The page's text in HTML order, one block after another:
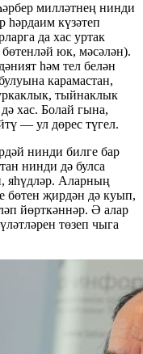
милләтнең нинди
һәрдаим күзәтеп
да хас уртак
юк, мәсәлән).
һәм тел белән
карамастан,
тыйнаклык
хас. Болай гына,
— ул дөрес түгел.
нинди билге бар
нинди дә булса
яһүдләр. Аларның
бөтен җирдән дә куып,
йөрткәннәр. Ә алар
төзеп чыга